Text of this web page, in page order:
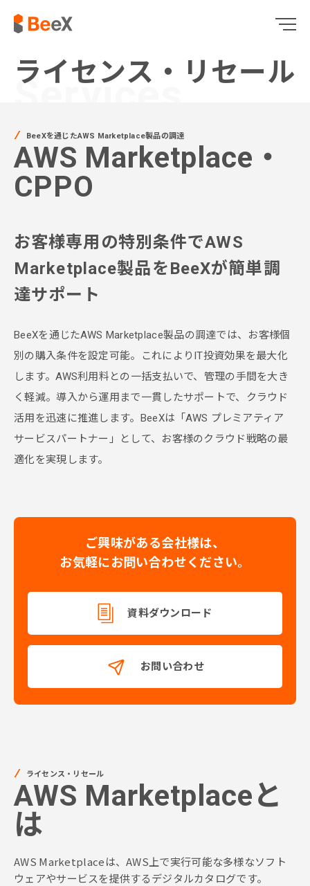
ライセンス・リセール
Services
BeeXを通じたAWS Marketplace製品の調達
AWS Marketplace・
CPPO
お客様専用の特別条件でAWS
Marketplace製品をBeeXが簡単調
達サポート
BeeXを通じたAWS Marketplace製品の調達では、お客様個
別の購入条件を設定可能。これによりIT投資効果を最大化
します。AWS利用料との一括支払いで、管理の手間を大き
く軽減。導入から運用まで一貫したサポートで、クラウド
活用を迅速に推進します。BeeXは「AWS プレミアティア
サービスパートナー」として、お客様のクラウド戦略の最
適化を実現します。
ご興味がある会社様は、
お気軽にお問い合わせください。
資料ダウンロード
お問い合わせ
ライセンス・リセール
AWS Marketplaceと
は
AWS Marketplaceは、AWS上で実行可能な多様なソフト
ウェアやサービスを提供するデジタルカタログです。